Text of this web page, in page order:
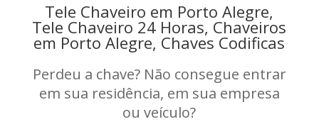
Tele Chaveiro em Porto Alegre,
Tele Chaveiro 24 Horas, Chaveiros
em Porto Alegre, Chaves Codificas
Perdeu a chave? Não consegue entrar
em sua residência, em sua empresa
ou veículo?